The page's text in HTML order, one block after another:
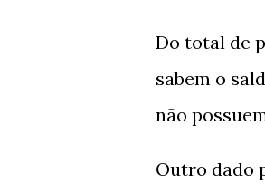
Do total de
sabem o
não
Outro dado